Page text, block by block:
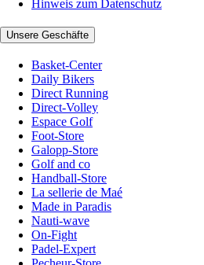
Hinweis zum Datenschutz
Unsere Geschäfte
Basket-Center
Daily Bikers
Direct Running
Direct-Volley
Espace Golf
Foot-Store
Galopp-Store
Golf and co
Handball-Store
La sellerie de Maé
Made in Paradis
Nauti-wave
On-Fight
Padel-Expert